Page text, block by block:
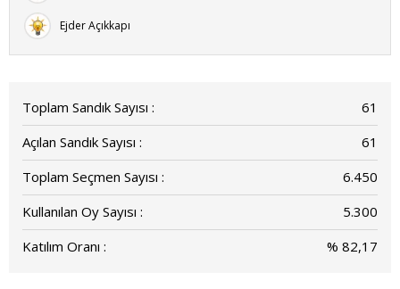
Ejder Açıkkapı
Toplam Sandık Sayısı :
61
Açılan Sandık Sayısı :
61
Toplam Seçmen Sayısı :
6.450
Kullanılan Oy Sayısı :
5.300
Katılım Oranı :
% 82,17